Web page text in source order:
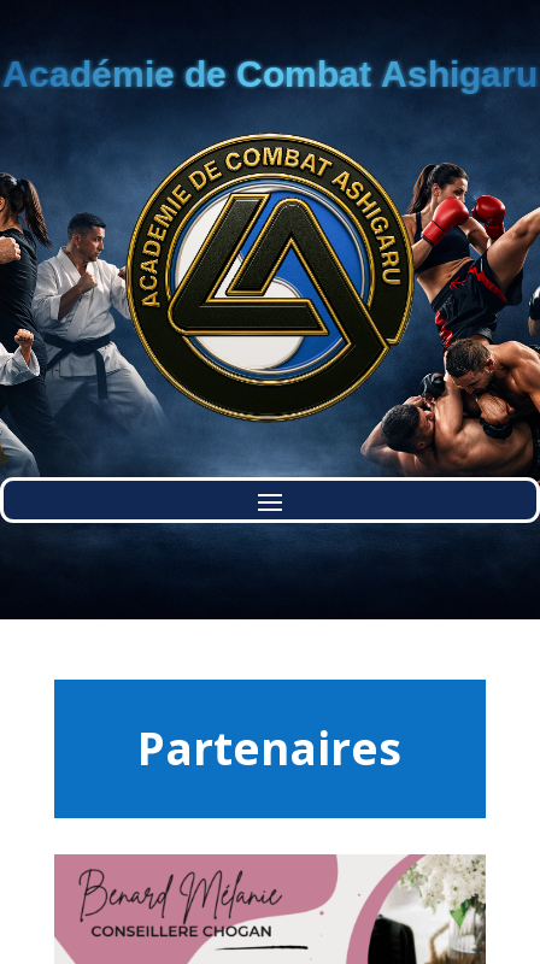
Académie de Combat Ashigaru
Académie de Combat Ashigaru
Académie de Combat Ashigaru
Partenaires